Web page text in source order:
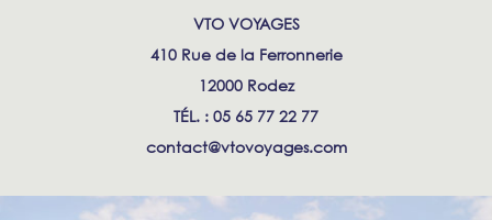
VTO VOYAGES
410 Rue de la Ferronnerie
12000 Rodez
TÉL. : 05 65 77 22 77
contact@vtovoyages.com